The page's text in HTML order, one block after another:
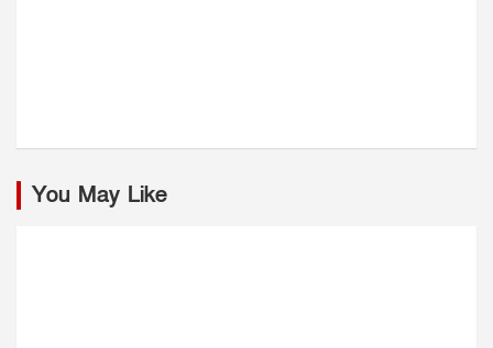
You May Like